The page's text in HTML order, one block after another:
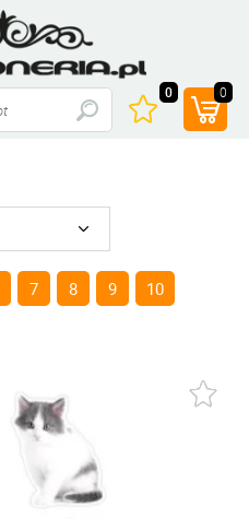
0 0
7 8 9 10